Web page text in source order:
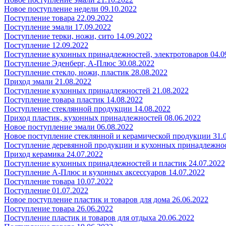
Новое поступление недели 09.10.2022
Поступление товара 22.09.2022
Поступление эмали 17.09.2022
Поступление терки, ножи, сито 14.09.2022
Поступление 12.09.2022
Поступление кухонных принадлежностей, электротоваров
Поступление Эденберг, А-Плюс 30.08.2022
Поступление стекло, ножи, пластик 28.08.2022
Приход эмали 21.08.2022
Поступление кухонных принадлежностей 21.08.2022
Поступление товара пластик 14.08.2022
Поступление стеклянной продукции 14.08.2022
Приход пластик, кухонных принадлежностей 08.06.2022
Новое поступление эмали 06.08.2022
Новое поступление стеклянной и керамической продукции
Поступление деревянной продукции и кухонных
Приход керамика 24.07.2022
Поступление кухонных принадлежностей и пластик 24.07.2022
Поступление А-Плюс и кухонных аксессуаров 14.07.2022
Поступление товара 10.07.2022
Поступление 01.07.2022
Новое поступление пластик и товаров для дома 26.06.2022
Поступление товара 26.06.2022
Поступление пластик и товаров для отдыха 20.06.2022